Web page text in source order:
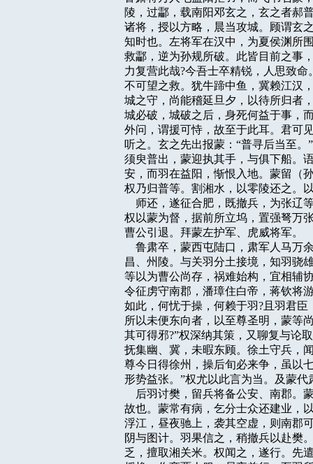
陵，过酃，载南阳邓玄之，玄之者郝
诸将，授以方略，晨当攻城。顾谓玄
知时也。左将军在汉中，为夏侯渊所
救酃，逆为孙规所破。此皆目前之事
力复营此哉?今吾士卒精锐，人思致
不可望之救。犹牛蹄中鱼，冀赖江汉
城之守，尚能稽延旦夕，以待所归者
城必破，城破之后，身死何益于事，
外问，谓援可恃，故至于此耳。君可
听之。玄之先出报蒙：“普寻后当至
须臾普出，蒙迎执其手，与俱下船。
安，而羽在益阳，惭恨入地。蒙留（
权乃归普等。割湘水，以零陵还之。
师还，遂征合肥，既撤兵，为张
权以蒙为督，据前所立坞，置强弩万
曹公引退。拜蒙左护军、虎威将军。
鲁肃卒，蒙西屯陆口，肃军人马
昌、州陵。与关羽分土接境，知羽骁
等以为曹公尚存，祸难始构，宜相辅
令征虏守南郡，潘璋住白帝，蒋钦将
如此，何忧于操，何赖于羽?且羽君
所以未便东向者，以至尊圣明，蒙等
其可得邪?”权深纳其策，又聊复与论
抚集幽、冀，未暇东顾。徐土守兵，
尊今日得徐州，操后旬必来争，虽以
形势益张。”权尤以此言为当。及蒙
后羽讨樊，留兵将备公安、南郡
故也。蒙常有病，乞分士众还建业，
浮江，昼夜驰上，袭其空虚，则南郡
阴与图计。羽果信之，稍撤兵以赴樊
乏，擅取湘关米。权闻之，遂行。先